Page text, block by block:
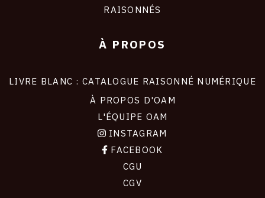
RAISONNÉS
À PROPOS
LIVRE BLANC : CATALOGUE RAISONNÉ NUMÉRIQUE
À PROPOS D'OAM
L'ÉQUIPE OAM
INSTAGRAM
FACEBOOK
CGU
CGV